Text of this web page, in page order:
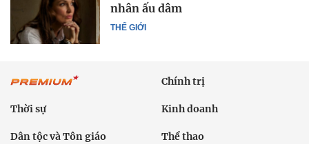
THẾ GIỚI
nhân ấu dâm
Chính trị
Thời sự Kinh doanh
Dân tộc và Tôn giáo Thể thao